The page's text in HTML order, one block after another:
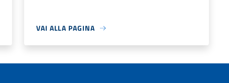
VAI ALLA PAGINA